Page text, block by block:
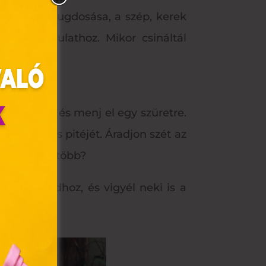
levelek rugdosása, a szép, kerek
hangulathoz. Mikor csináltál
alkalmat és menj el egy szüretre.
almás pitéjét. Áradjon szét az
naphoz több?
és vigyél neki is a
Ön